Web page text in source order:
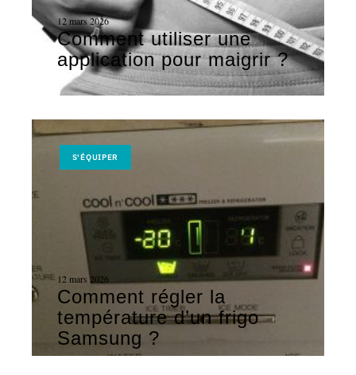
12 mars 2026
Comment utiliser une
application pour maigrir ?
S'ÉQUIPER
12 mars 2026
Comment régler la
température d’un frigo
Samsung ?